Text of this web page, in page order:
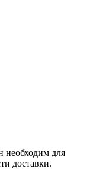
необходим для
доставки.